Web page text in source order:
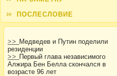
ПОСЛЕСЛОВИЕ
>> Медведев и Путин поделили
резиденции
>> Первый глава независимого
Алжира Бен Белла скончался в
возрасте 96 лет